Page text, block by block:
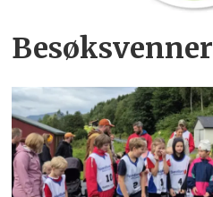
Besøksvenner